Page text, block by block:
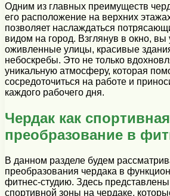
Одним из главных преимуществ
его расположение на верхних
позволяет наслаждаться
видом на город. Взглянув в окно, вы
оживленные улицы, красивые
небоскребы. Это не только
уникальную атмосферу, которая
сосредоточиться на работе и
каждого рабочего дня.
Чердак как
преобразование в
В данном разделе будем
преобразования чердака в
фитнес-студию. Здесь
спортивной зоны на чердаке,